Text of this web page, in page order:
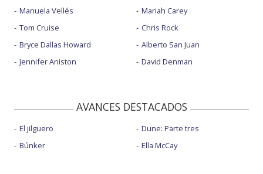
Manuela Vellés
Tom Cruise
Bryce Dallas Howard
Jennifer Aniston
Mariah Carey
Chris Rock
Alberto San Juan
David Denman
AVANCES DESTACADOS
El jilguero
Búnker
Dune: Parte tres
Ella McCay